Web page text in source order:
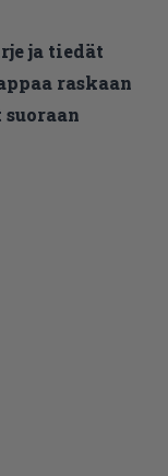
ja tiedät
raskaan